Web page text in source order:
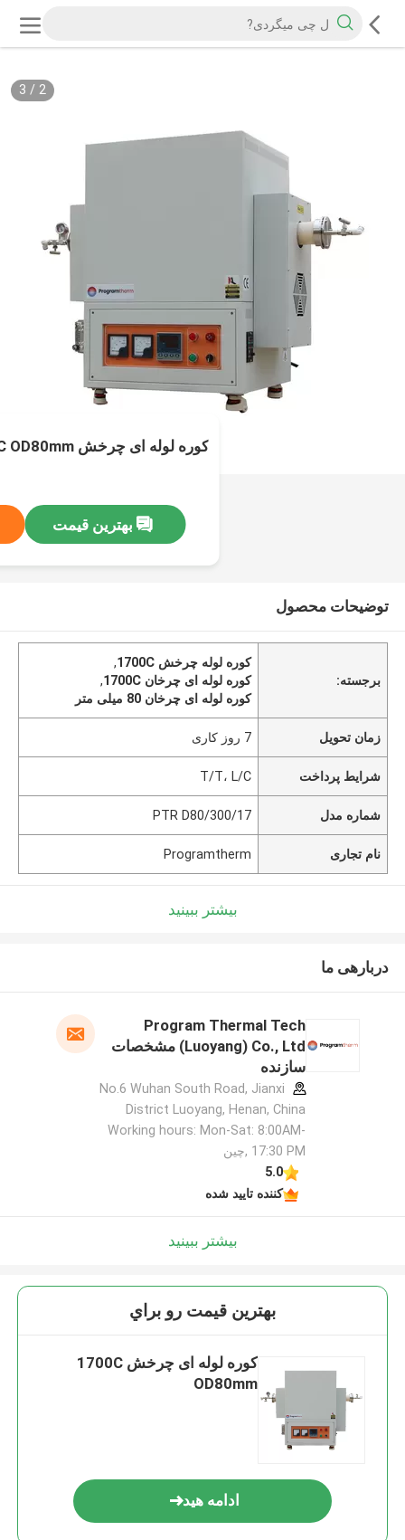
2
/
3
کوره لوله ای چرخش 1700C OD80mm
بهترین قیمت
توضیحات محصول
برجسته:
کوره لوله چرخش 1700C
,
کوره لوله ای چرخان 1700C
,
کوره لوله ای چرخان 80 میلی متر
زمان تحویل 7 روز کاری
شرایط پرداخت T/T، L/C
شماره مدل PTR D80/300/17
نام تجاری Programtherm
بیشتر ببینید
دربارهی ما
Program Thermal Tech
(Luoyang) Co., Ltd مشخصات
سازنده
No.6 Wuhan South Road, Jianxi
District Luoyang, Henan, China
Working hours: Mon-Sat: 8:00AM-
17:30 PM ,چین
5.0
کننده تایید شده
بیشتر ببینید
بهترين قيمت رو براي
کوره لوله ای چرخش 1700C
OD80mm
ادامه هید